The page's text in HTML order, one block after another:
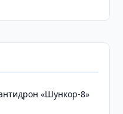
«Шункор-8»